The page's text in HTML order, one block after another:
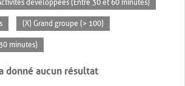
développées (Entre 30 et 60 minutes)
(X) Grand groupe (> 100)
minutes)
donné aucun résultat